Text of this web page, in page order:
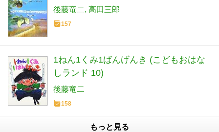
後藤竜二 高田三郎
157
1ねん1くみ1ばんげんき (こどもおはな
しランド 10)
後藤竜二
158
もっと見る